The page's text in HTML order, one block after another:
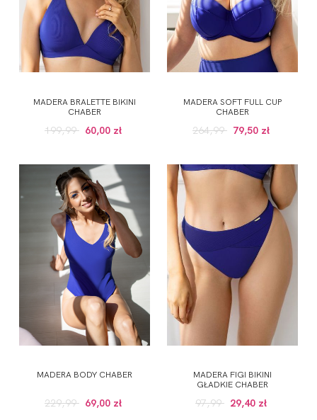
MADERA BRALETTE BIKINI
CHABER
199,99 60,00 zł
MADERA SOFT FULL CUP
CHABER
264,99 79,50 zł
MADERA BODY CHABER
229,99 69,00 zł
MADERA FIGI BIKINI
GŁADKIE CHABER
97,99 29,40 zł